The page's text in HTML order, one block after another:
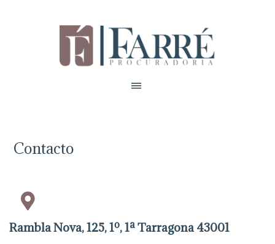
Contacto
Rambla Nova, 125, 1º, 1ª Tarragona 43001